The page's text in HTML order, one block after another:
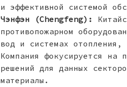
и эффективной системой
Чэнфэн (Chengfeng):
противопожарном
вод и системах отопления,
Компания фокусируется на
решений для данных
материалы.